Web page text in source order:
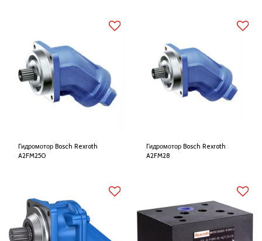
Гидромотор Bosch Rexroth
A2FM250
Гидромотор Bosch Rexroth
A2FM28